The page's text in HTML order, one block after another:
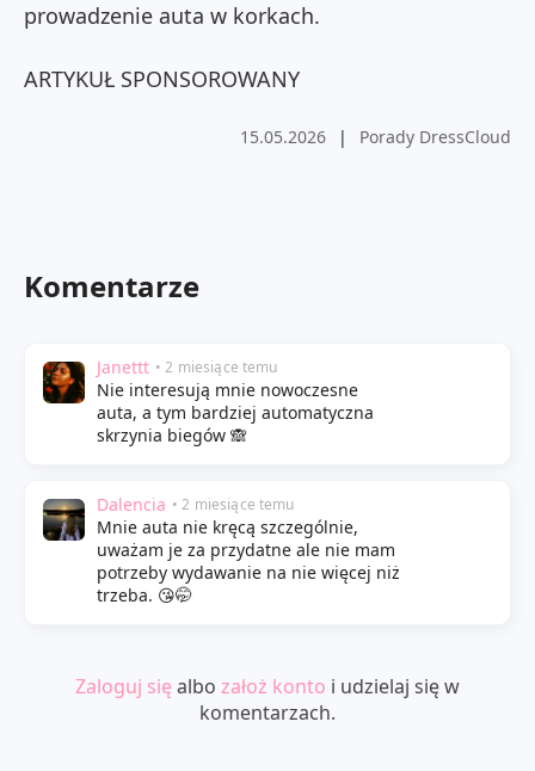
prowadzenie auta w korkach.
ARTYKUŁ SPONSOROWANY
15.05.2026 | Porady DressCloud
Komentarze
Janettt • 2 miesiące temu
Nie interesują mnie nowoczesne
auta, a tym bardziej automatyczna
skrzynia biegów 🙈
Dalencia • 2 miesiące temu
Mnie auta nie kręcą szczególnie,
uważam je za przydatne ale nie mam
potrzeby wydawanie na nie więcej niż
trzeba. 😘🤭
Zaloguj się albo założ konto i udzielaj się w
komentarzach.